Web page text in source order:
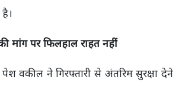
मांग पर फिलहाल राहत नहीं
वकील ने गिरफ्तारी से अंतरिम सुरक्षा देने